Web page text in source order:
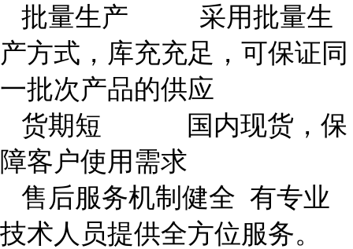
批量生产 采用批量生
产方式，库充充足，可保证同
一批次产品的供应
货期短 国内现货，保
障客户使用需求
售后服务机制健全 有专业
技术人员提供全方位服务。